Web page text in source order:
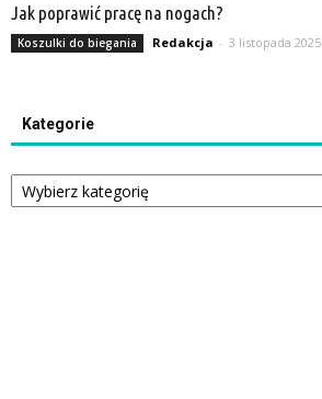
Jak poprawić pracę na nogach?
Koszulki do biegania Redakcja - 3 listopada 2025
Kategorie
Kategorie